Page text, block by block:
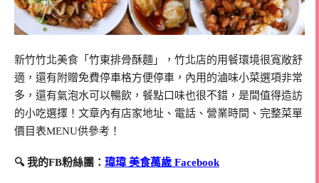
新竹竹北美食「竹東排骨酥麵」，竹北店的用餐環境很寬敞舒
適，還有附贈免費停車格方便停車，內用的滷味小菜選項非常
多，還有氣泡水可以暢飲，餐點口味也很不錯，是間值得造訪
的小吃選擇！文章內有店家地址、電話、營業時間、完整菜單
價目表MENU供參考！
🔍 我的FB粉絲團： 瑋瑋 美食萬歲 Facebook